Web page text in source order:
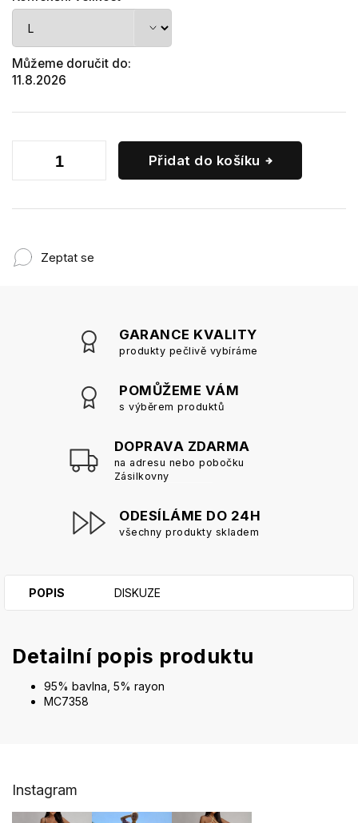
Můžeme doručit do:
11.8.2026
Přidat do košíku
Zeptat se
GARANCE KVALITY
produkty pečlivě vybíráme
POMŮŽEME VÁM
s výběrem produktů
DOPRAVA ZDARMA
na adresu nebo pobočku
Zásilkovny
ODESÍLÁME DO 24H
všechny produkty skladem
POPIS DISKUZE
Detailní popis produktu
95% bavlna, 5% rayon
MC7358
Instagram